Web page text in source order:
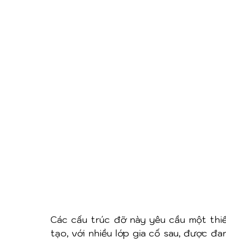
Các cấu trúc đỡ này yêu cầu một
tạo, với nhiều lớp gia cố sau, được